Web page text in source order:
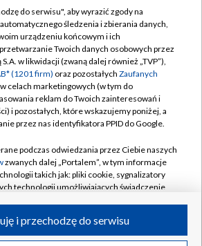
TVP
TVP
Cyfrowa
Regulamin TVP
Polityka prywatności
Moje zgody
Pomoc
Kontakt
Kanały
Polska S.A. w likwidacji
do serwisu", aby wyrazić zgody na
śledzenia i zbierania danych,
urządzeniu końcowym i ich
Twoich danych osobowych przez
w likwidacji (zwaną dalej również „TVP”),
(1201 firm) oraz pozostałych Zaufanych
celach marketingowych (w tym do
reklam do Twoich zainteresowań i
i pozostałych, które wskazujemy poniżej, a
przez nas identyfikatora PPID do Google.
podczas odwiedzania przez Ciebie naszych
zwanych dalej „Portalem”, w tym informacje
takich jak: pliki cookie, sygnalizatory
technologii umożliwiających świadczenie
i przechodzę do serwisu